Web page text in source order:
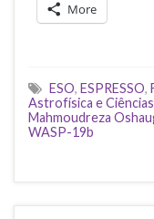
More
ESO, ESPRESSO,
Astrofísica e
Mahmoudreza
WASP-19b